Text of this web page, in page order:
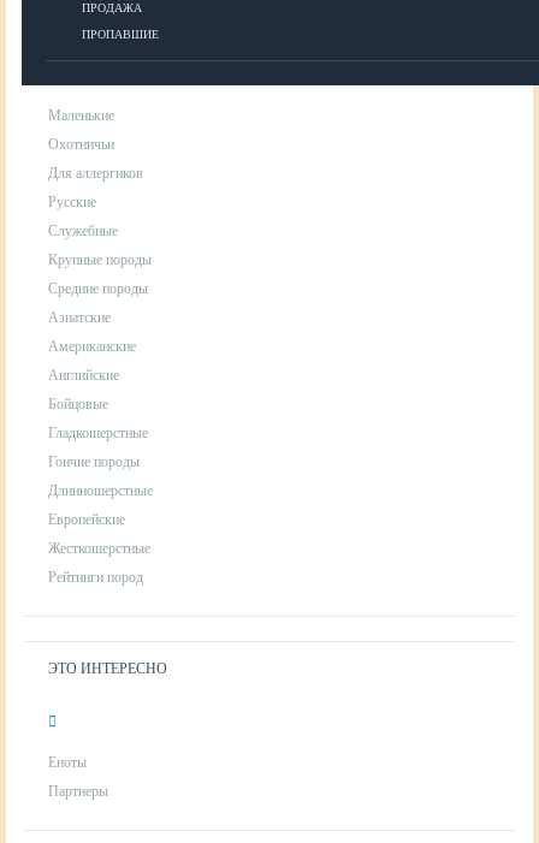
ПРОДАЖА
ПРОПАВШИЕ
Маленькие
Охотничьи
Для аллергиков
Русские
Служебные
Крупные породы
Средние породы
Азиатские
Американские
Английские
Бойцовые
Гладкошерстные
Гончие породы
Длинношерстные
Европейские
Жесткошерстные
Рейтинги пород
ЭТО ИНТЕРЕСНО
Еноты
Партнеры